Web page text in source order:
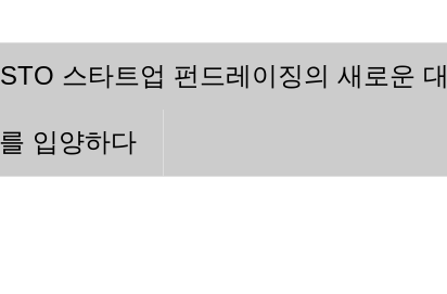
스타트업 펀드레이징의 새로운
입양하다